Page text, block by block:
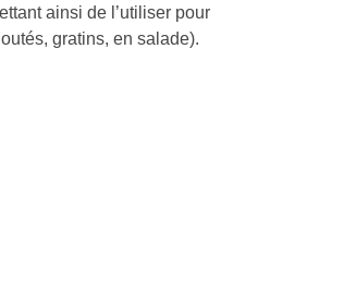
ainsi de l’utiliser pour
gratins, en salade).